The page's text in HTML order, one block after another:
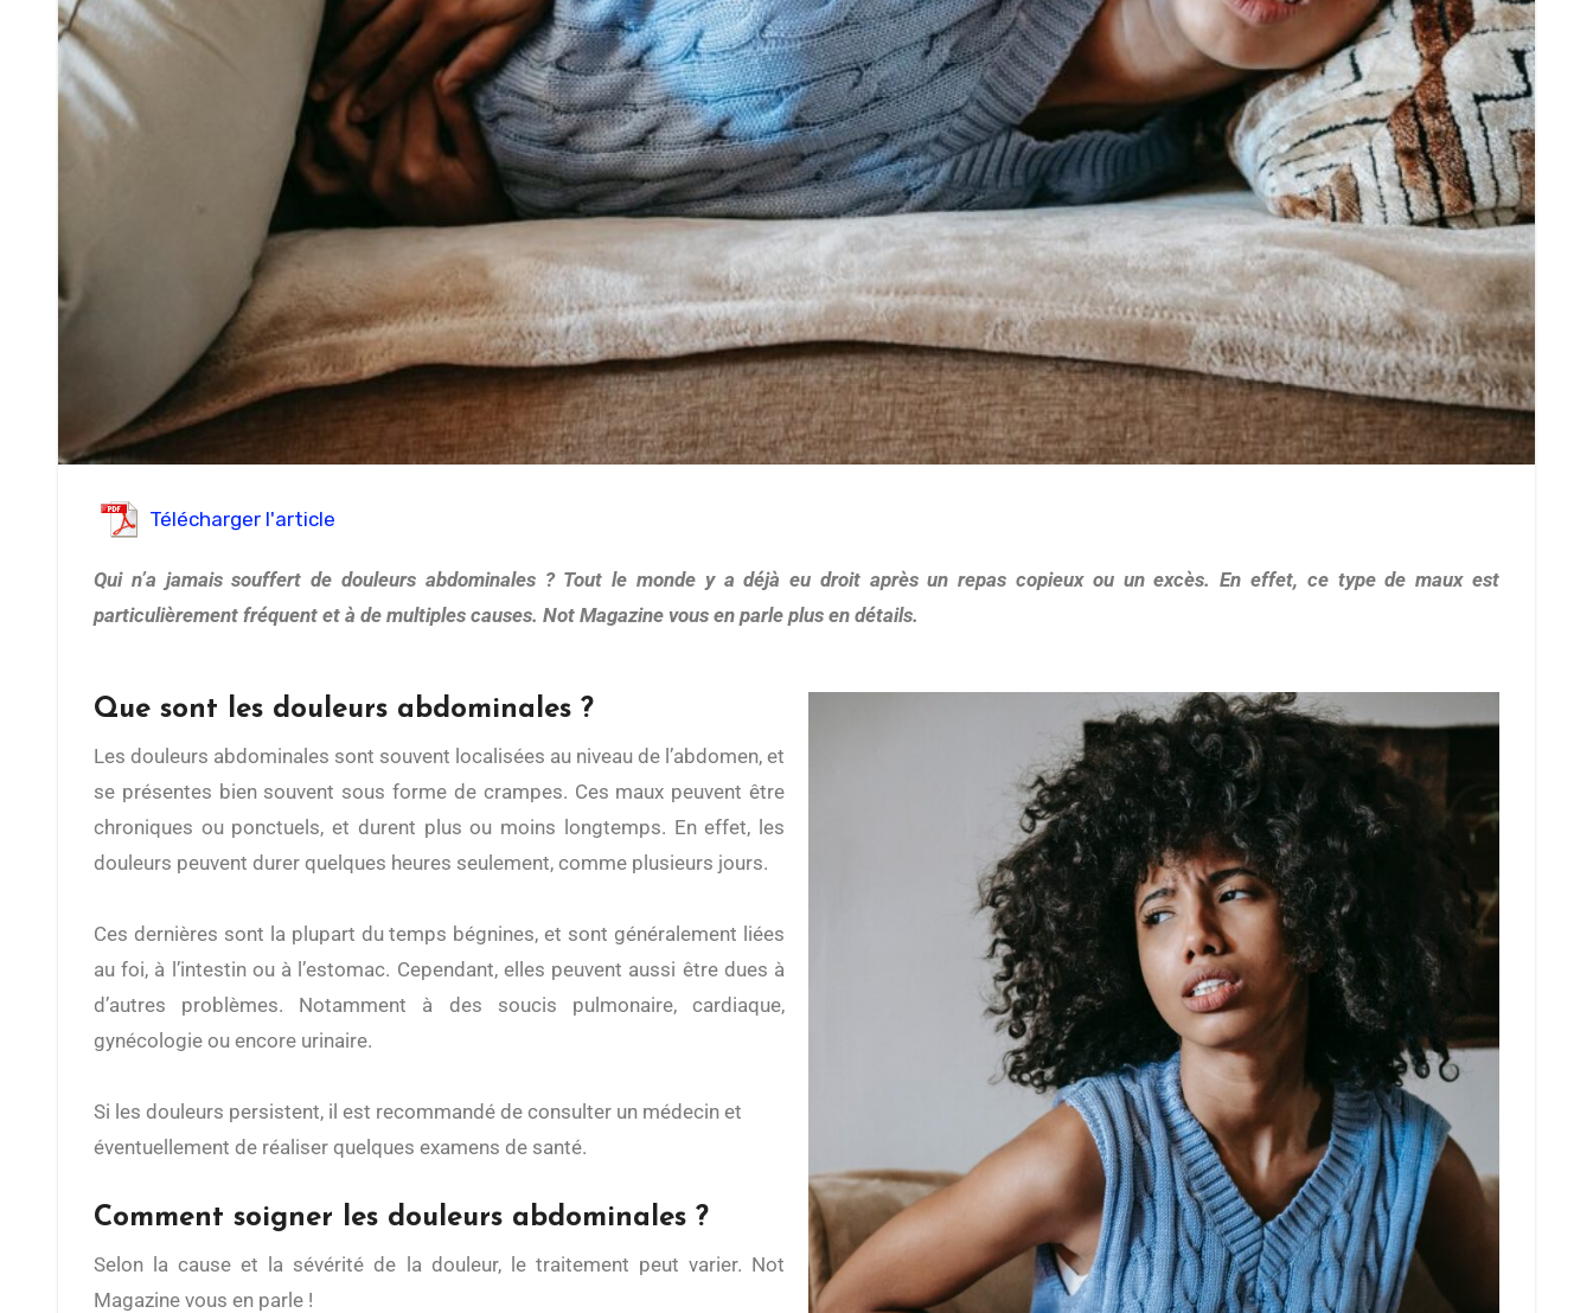
Télécharger l'article
Qui n’a jamais souffert de douleurs abdominales ? Tout le monde y a déjà eu droit après un repas copieux ou un excès. En effet, ce type de maux est
particulièrement fréquent et à de multiples causes. Not Magazine vous en parle plus en détails.
Que sont les douleurs abdominales ?
Les douleurs abdominales sont souvent localisées au niveau de l’abdomen, et
se présentes bien souvent sous forme de crampes. Ces maux peuvent être
chroniques ou ponctuels, et durent plus ou moins longtemps. En effet, les
douleurs peuvent durer quelques heures seulement, comme plusieurs jours.
Ces dernières sont la plupart du temps bégnines, et sont généralement liées
au foi, à l’intestin ou à l’estomac. Cependant, elles peuvent aussi être dues à
d’autres problèmes. Notamment à des soucis pulmonaire, cardiaque,
gynécologie ou encore urinaire.
Si les douleurs persistent, il est recommandé de consulter un médecin et
éventuellement de réaliser quelques examens de santé.
Comment soigner les douleurs abdominales ?
Selon la cause et la sévérité de la douleur, le traitement peut varier. Not
Magazine vous en parle !